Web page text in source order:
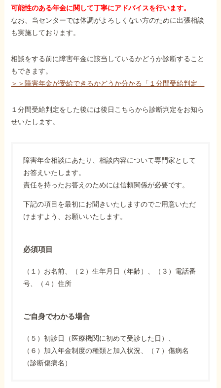
可能性のある年金に関して丁寧にアドバイスを行います。
なお、当センターでは体調がよろしくない方のために出張相談
も実施しております。
相談をする前に障害年金に該当しているかどうか診断すること
もできます。
＞＞障害年金が受給できるかどうか分かる「１分間受給判定」
１分間受給判定をした後には後日こちらから診断判定をお知ら
せいたします。
障害年金相談にあたり、相談内容について専門家として
お答えいたします。
責任を持ったお答えのためには信頼関係が必要です。
下記の項目を最初にお聞きいたしますのでご用意いただ
けますよう、お願いいたします。
必須項目
（１）お名前、（２）生年月日（年齢）、（３）電話番
号、（４）住所
ご自身でわかる場合
（５）初診日（医療機関に初めて受診した日）、
（６）加入年金制度の種類と加入状況、（７）傷病名
（診断傷病名）